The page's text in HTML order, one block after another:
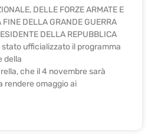
DELLE FORZE ARMATE E
DELLA GRANDE GUERRA
DELLA REPUBBLICA
stato ufficializzato il programma
della
che il 4 novembre sarà
rendere omaggio ai